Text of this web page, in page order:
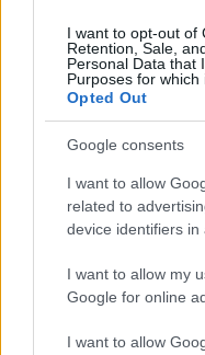
I want to opt-out of
Retention, Sale,
Personal Data that
Purposes for which
Opted Out
Google consents
I want to allow
related to
device identifiers in
I want to allow my
Google for online
I want to allow
Ha nem jött volna a
PARADISE LOST
őket az elmúlt
korszak lemezei felé
nem annyira fognak
sem. Nem azért,
lelkiállapotától és
semmi újat nem
de én tőlük mégis